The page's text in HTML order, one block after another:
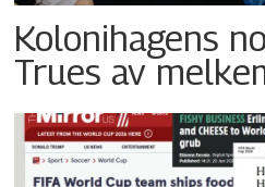
Kolonihagens
Trues av